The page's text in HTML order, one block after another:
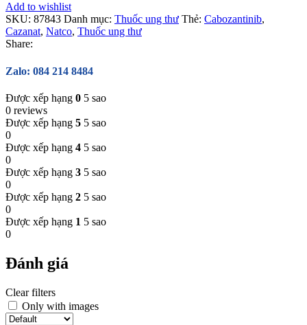
Add to wishlist
SKU: 87843 Danh mục: Thuốc ung thư Thẻ: Cabozantinib,
Cazanat, Natco, Thuốc ung thư
Share:
Zalo: 084 214 8484
Được xếp hạng 0 5 sao
0 reviews
Được xếp hạng 5 5 sao
0
Được xếp hạng 4 5 sao
0
Được xếp hạng 3 5 sao
0
Được xếp hạng 2 5 sao
0
Được xếp hạng 1 5 sao
0
Đánh giá
Clear filters
Only with images